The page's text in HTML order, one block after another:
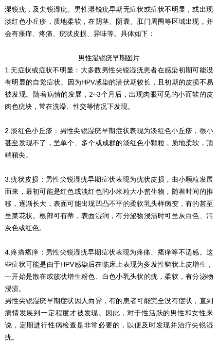
湿锐疣，及尖锐湿疣。男性湿锐疣早期无症状或症状不明显，或出现
淡红色小丘疹，质地柔软，在阴茎、阴囊、肛门周围等区域出现，并
会有瘙痒、疼痛、疣状皮损、异味等。具体如下：
男性湿锐疣早期图片
1.无症状或症状不明显：大多数男性尖锐湿疣患者在感染初期可能没
有明显的自觉症状。因为HPV感染的潜伏期较长，且初期的皮损不易
被发现。随着病情的发展，2~3个月后，出现肉眼可见的小而软的皮
肉色疣块，常在洗澡、性交等情况下发现。
2.淡红色小丘疹：男性尖锐湿疣早期症状表现为淡红色小丘疹，很小
甚至发现不了，呈单个、多个或成群的淡红色小颗粒，质地柔软，顶
端稍尖。
3.疣状皮损：男性尖锐湿疣早期症状表现为疣状皮损，由小颗粒发展
而来，最初可能是红色或淡红色的小米粒大小赘生物，随着时间的推
移，逐渐长大，表面可能出现凹凸不平的柔软乳头样病变，有的甚至
呈菜花状。根部可有蒂，表面湿润，有分泌物浸渍时可呈灰白色、污
灰色或红色。
4.疼痛瘙痒：男性尖锐湿疣早期症状表现为疼痛、瘙痒等不适感。这
些症状可能是由于HPV感染后在临床上表现为多发性鳞状上皮增生，
一开始是散在或簇状增生粉色、白色小乳头状的疣，柔软，有分泌物
浸渍。
男性尖锐湿疣早期症状因人而异，有的患者可能完全没有症状，直到
病情发展到一定程度才被发现。因此，对于性活跃的男性和女性来
说，定期进行性病检查是非常必要的，以便及时发现并治疗尖锐湿
疣。